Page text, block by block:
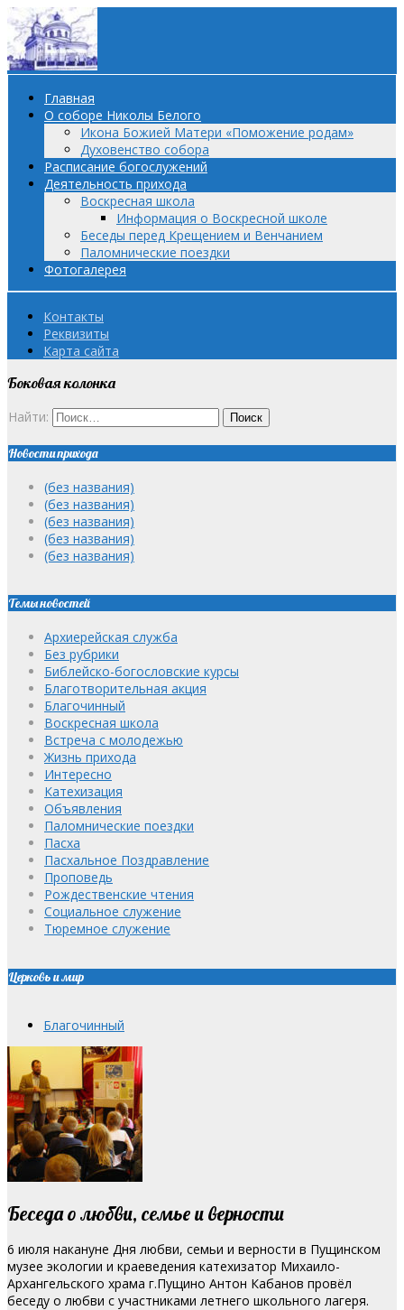
Главная
О соборе Николы Белого
Икона Божией Матери «Поможение родам»
Духовенство собора
Расписание богослужений
Деятельность прихода
Воскресная школа
Информация о Воскресной школе
Беседы перед Крещением и Венчанием
Паломнические поездки
Фотогалерея
Контакты
Реквизиты
Карта сайта
Боковая колонка
Найти:
Новости прихода
(без названия)
(без названия)
(без названия)
(без названия)
(без названия)
Темы новостей
Архиерейская служба
Без рубрики
Библейско-богословские курсы
Благотворительная акция
Благочинный
Воскресная школа
Встреча с молодежью
Жизнь прихода
Интересно
Катехизация
Объявления
Паломнические поездки
Пасха
Пасхальное Поздравление
Проповедь
Рождественские чтения
Социальное служение
Тюремное служение
Церковь и мир
Благочинный
Беседа о любви, семье и верности
6 июля накануне Дня любви, семьи и верности в Пущинском
музее экологии и краеведения катехизатор Михаило-
Архангельского храма г.Пущино Антон Кабанов провёл
беседу о любви с участниками летнего школьного лагеря.